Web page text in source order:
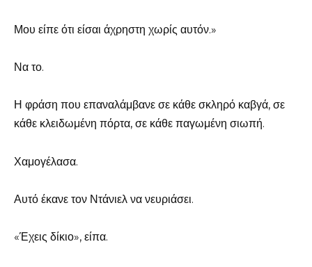
Μου είπε ότι είσαι άχρηστη χωρίς αυτόν.»
Να το.
Η φράση που επαναλάμβανε σε κάθε σκληρό καβγά, σε
κάθε κλειδωμένη πόρτα, σε κάθε παγωμένη σιωπή.
Χαμογέλασα.
Αυτό έκανε τον Ντάνιελ να νευριάσει.
«Έχεις δίκιο», είπα.